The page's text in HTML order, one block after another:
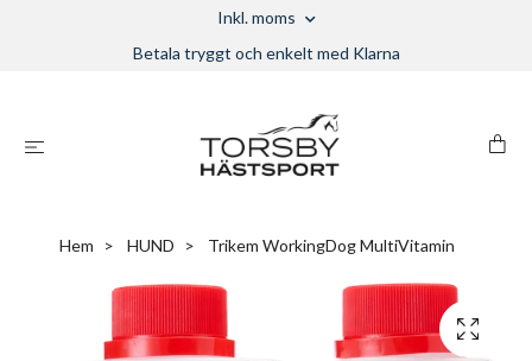
Inkl. moms
Betala tryggt och enkelt med Klarna
Hem HUND Trikem WorkingDog MultiVitamin